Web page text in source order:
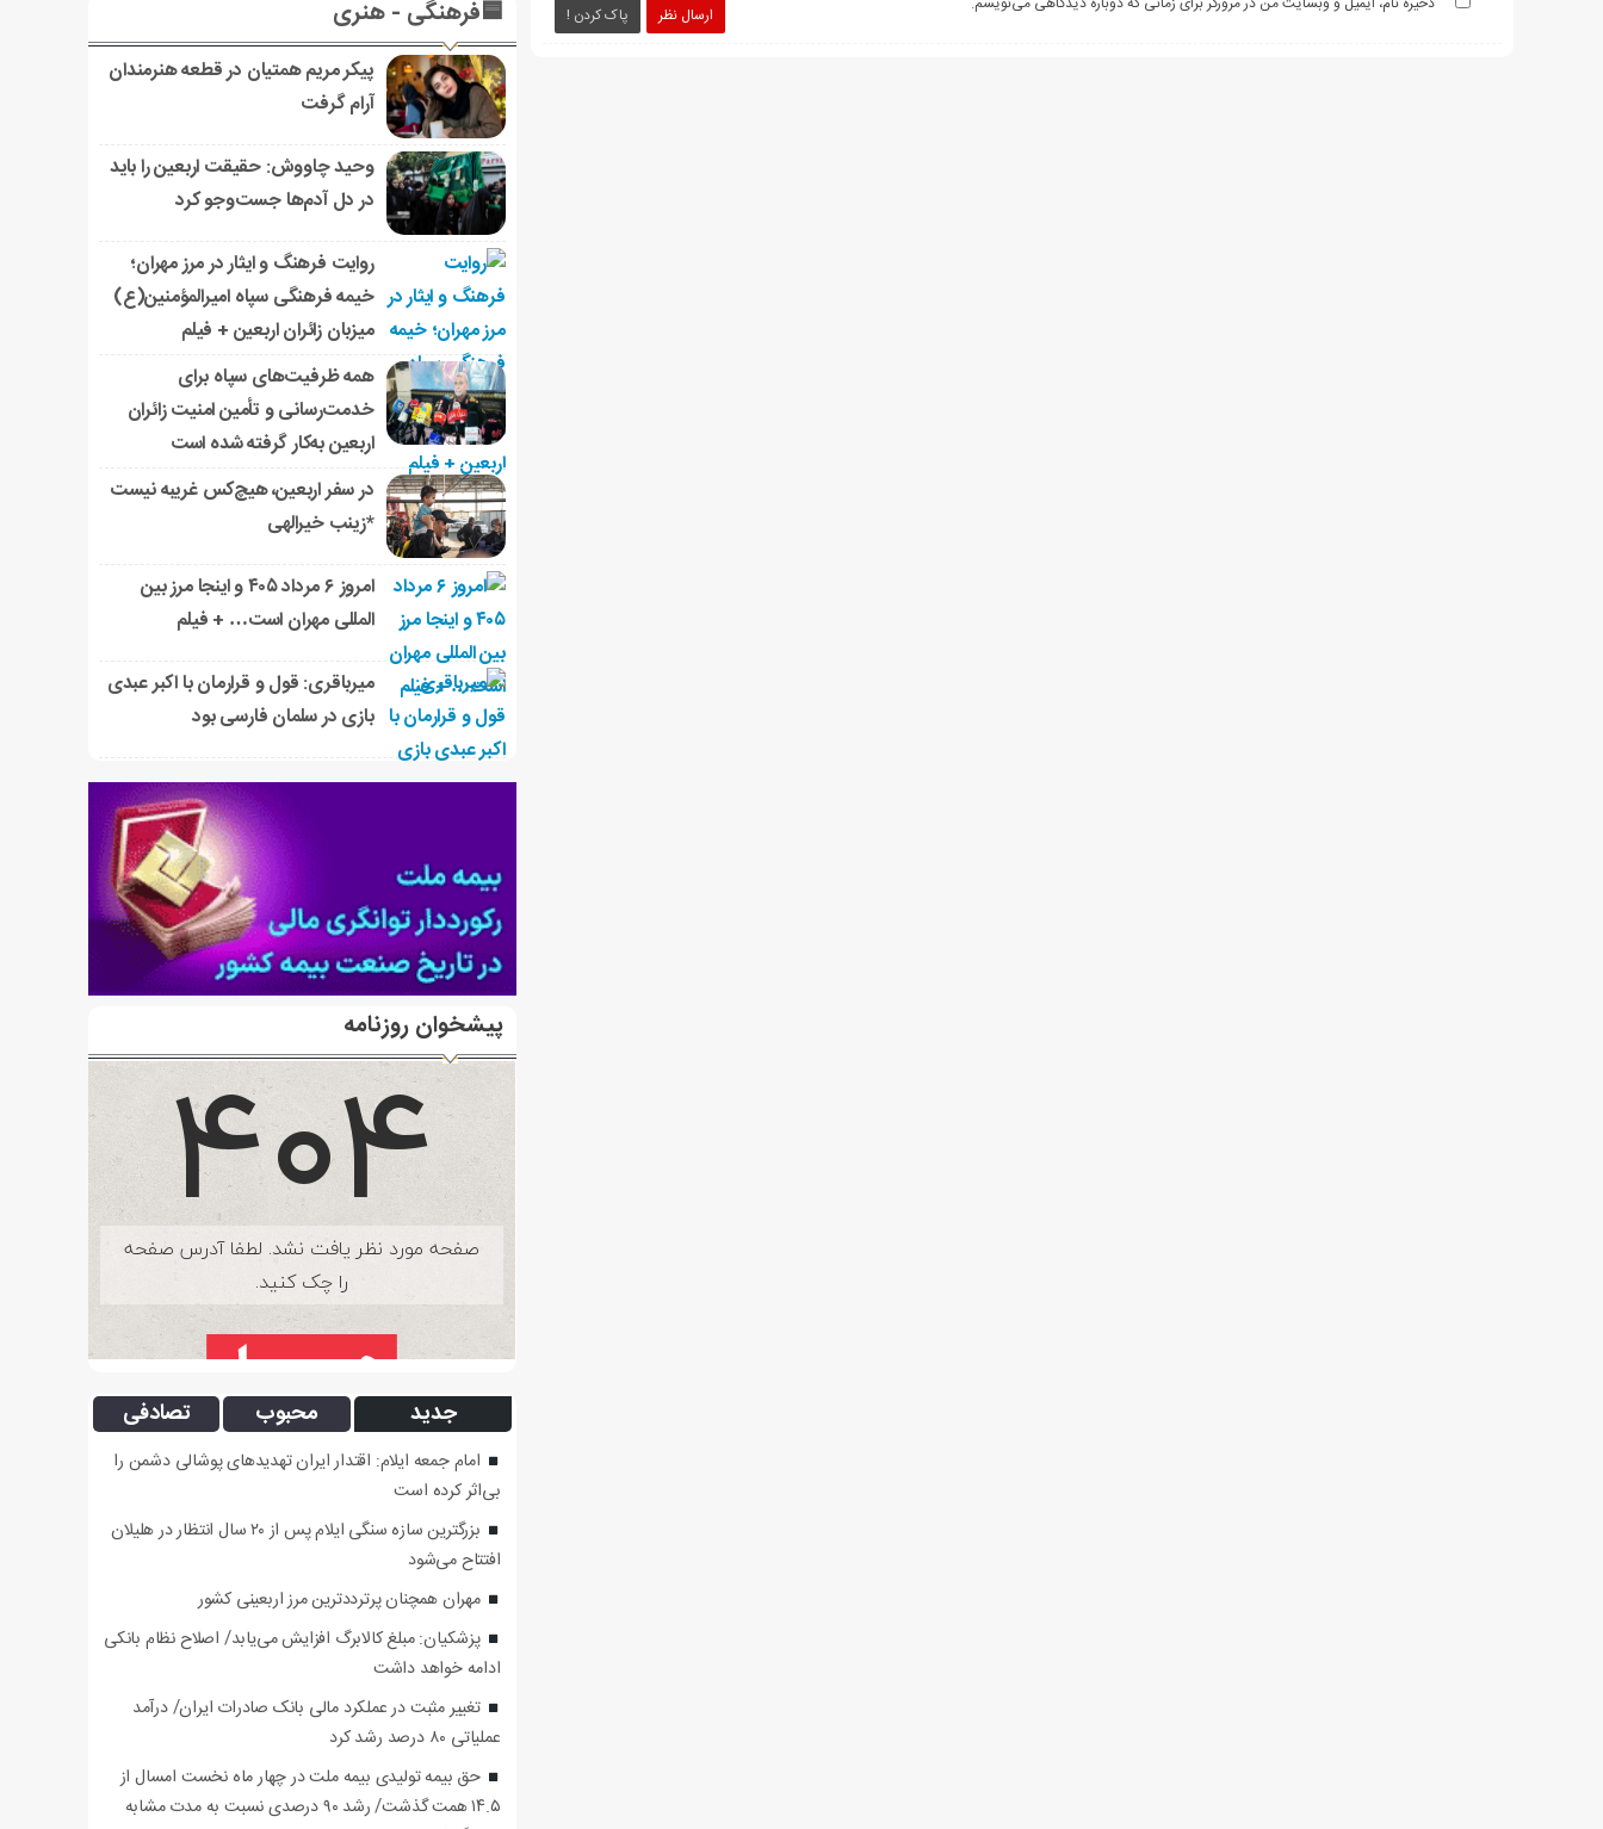
ارسال نظر پاک کردن ! 🟦فرهنگی - هنری
پیکر مریم همتیان در قطعه هنرمندان
آرام گرفت
وحید چاووش: حقیقت اربعین را باید
در دل آدم‌ها جست‌وجو کرد
روایت فرهنگ و ایثار در مرز مهران؛
خیمه فرهنگی سپاه امیرالمؤمنین(ع)
میزبان زائران اربعین + فیلم
همه ظرفیت‌های سپاه برای
خدمت‌رسانی و تأمین امنیت زائران
اربعین به‌کار گرفته شده است
در سفر اربعین، هیچ‌کس غریبه نیست
*زینب خیرالهی
امروز ۶ مرداد ۴۰۵ و اینجا مرز بین
المللی مهران است… + فیلم
میرباقری: قول و قرارمان با اکبر عبدی
بازی در سلمان فارسی بود
پیشخوان روزنامه
جدید محبوب تصادفی
امام جمعه ایلام: اقتدار ایران تهدیدهای پوشالی دشمن را
بی‌اثر کرده است
بزرگترین سازه سنگی ایلام پس از ۲۰ سال انتظار در هلیلان
افتتاح می‌شود
مهران همچنان پرترددترین مرز اربعینی کشور
پزشکیان: مبلغ کالابرگ افزایش می‌یابد/ اصلاح نظام بانکی
ادامه خواهد داشت
تغییر مثبت در عملکرد مالی بانک صادرات ایران/ درآمد
عملیاتی ۸۰ درصد رشد کرد
حق بیمه تولیدی بیمه ملت در چهار ماه نخست امسال از
۱۴.۵ همت گذشت/ رشد ۹۰ درصدی نسبت به مدت مشابه